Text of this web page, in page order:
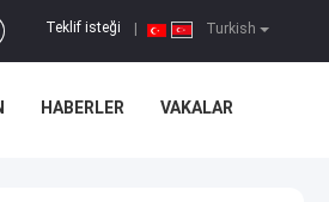
Turkish
Teklif isteği
HABERLER VAKALAR